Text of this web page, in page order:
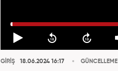
GİRİŞ 18.06.2024 16:17 GÜNCELLEME